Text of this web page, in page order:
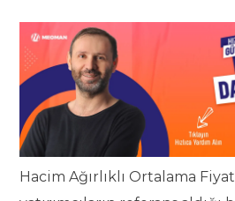
Hacim Ağırlıklı Ortalama